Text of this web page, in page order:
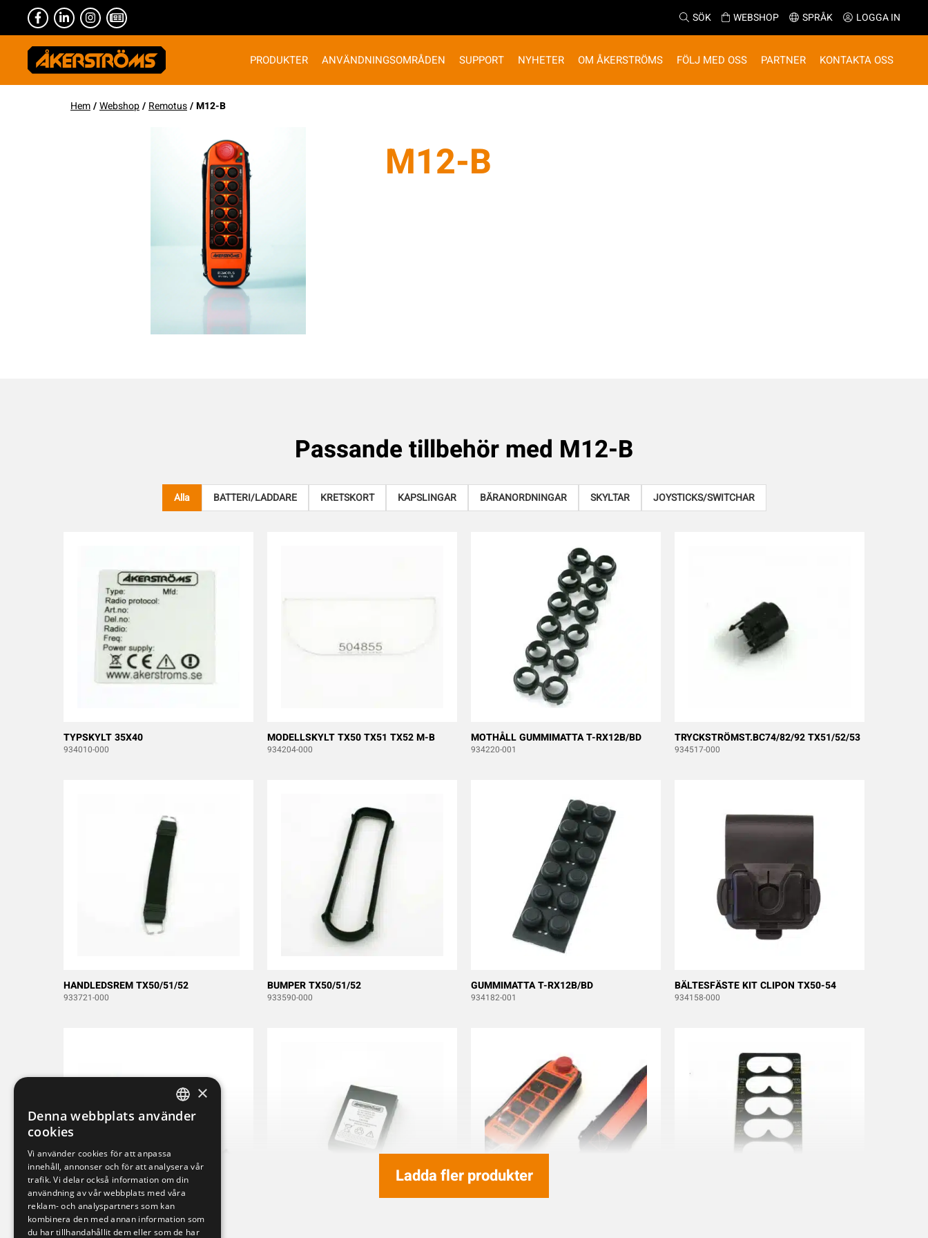
SÖK WEBSHOP SPRÅK LOGGA IN
PRODUKTER ANVÄNDNINGSOMRÅDEN SUPPORT NYHETER OM ÅKERSTRÖMS FÖLJ MED OSS PARTNER KONTAKTA OSS
Hem/Webshop/ Remotus/ M12-B
M12-B
Passande tillbehör med M12-B
Alla BATTERI/LADDARE KRETSKORT KAPSLINGAR BÄRANORDNINGAR SKYLTAR JOYSTICKS/SWITCHAR
TYPSKYLT 35X40
934010-000
MODELLSKYLT TX50 TX51 TX52 M-B
934204-000
MOTHÅLL GUMMIMATTA T-RX12B/BD
934220-001
TRYCKSTRÖMST.BC74/82/92 TX51/52/53
934517-000
HANDLEDSREM TX50/51/52
933721-000
BUMPER TX50/51/52
933590-000
GUMMIMATTA T-RX12B/BD
934182-001
BÄLTESFÄSTE KIT CLIPON TX50-54
934158-000
STOPPSWITCH M KABEL Tx50-Tx55
Ladda fler produkter
SWEDISH
DEUTSCH
×
Denna webbplats använder
cookies
Vi använder cookies för att anpassa
innehåll, annonser och för att analysera vår
trafik. Vi delar också information om din
användning av vår webbplats med våra
reklam- och analyspartners som kan
kombinera den med annan information som
du har tillhandahållit dem eller som de har